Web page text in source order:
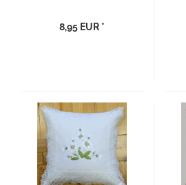
8,95 EUR *